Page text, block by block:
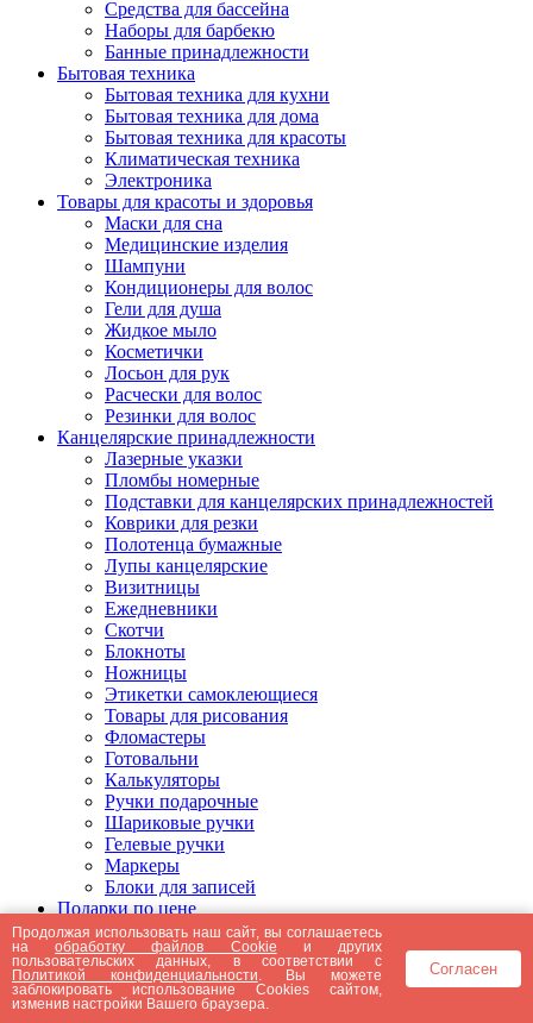
Средства для бассейна
Наборы для барбекю
Банные принадлежности
Бытовая техника
Бытовая техника для кухни
Бытовая техника для дома
Бытовая техника для красоты
Климатическая техника
Электроника
Товары для красоты и здоровья
Маски для сна
Медицинские изделия
Шампуни
Кондиционеры для волос
Гели для душа
Жидкое мыло
Косметички
Лосьон для рук
Расчески для волос
Резинки для волос
Канцелярские принадлежности
Лазерные указки
Пломбы номерные
Подставки для канцелярских принадлежностей
Коврики для резки
Полотенца бумажные
Лупы канцелярские
Визитницы
Ежедневники
Скотчи
Блокноты
Ножницы
Этикетки самоклеющиеся
Товары для рисования
Фломастеры
Готовальни
Калькуляторы
Ручки подарочные
Шариковые ручки
Гелевые ручки
Маркеры
Блоки для записей
Подарки по цене
Подарки от 5000 рублей
Подарки до 5000 рублей
Подарки до 3000 рублей
Подарки до 2000 рублей
Подарки до 1000 рублей
Продолжая использовать наш сайт, вы соглашаетесь
наобработку файлов Cookie и других
пользовательских данных, в соответствии с
Политикой конфиденциальности . Вы можете
заблокировать использование Cookies сайтом,
изменив настройки Вашего браузера.
Согласен